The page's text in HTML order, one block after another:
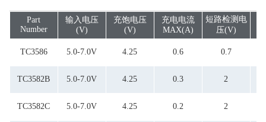
Part
Number
输入电压
(v)
充饱电压
(V)
充电电流
MAX(A)
短路检测电
压(V)
TC3586 5.0-7.0V 4.25 0.6 0.7
TC3582B 5.0-7.0V 4.25 0.3 2
TC3582C 5.0-7.0V 4.25 0.2 2